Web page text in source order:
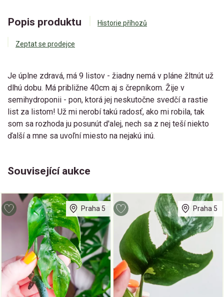
Popis produktu Historie příhozů
Zeptat se prodejce
Je úplne zdravá, má 9 listov - žiadny nemá v pláne žltnút už
dlhú dobu. Má približne 40cm aj s črepníkom. Žije v
semihydroponii - pon, ktorá jej neskutočne svedčí a rastie
list za listom! Už mi nerobí takú radosť, ako mi robila, tak
som sa rozhoda ju posunút d'alej, nech sa z nej teší niekto
ďalší a mne sa uvoľní miesto na nejakú inú.
Související aukce
Praha 5 Praha 5